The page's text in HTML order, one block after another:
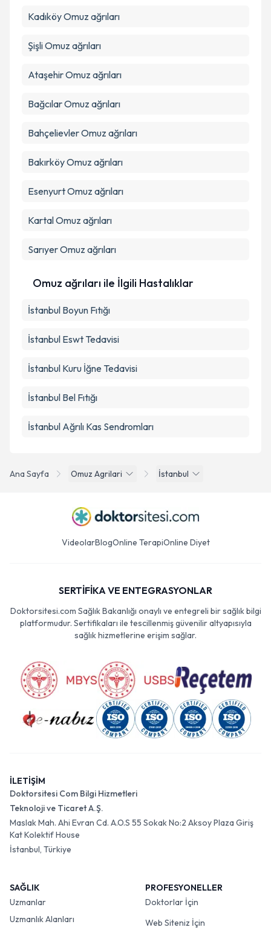
kapsamda işlenmesini kabul ediyorum.
Takvim Talebini Gönder
Ana Sayfa Omuz Agrilari İstanbul
KadıköyOmuz ağrıları
ŞişliOmuz ağrıları
AtaşehirOmuz ağrıları
BağcılarOmuz ağrıları
BahçelievlerOmuz ağrıları
BakırköyOmuz ağrıları
EsenyurtOmuz ağrıları
KartalOmuz ağrıları
SarıyerOmuz ağrıları
Omuz ağrıları ile İlgili Hastalıklar
İstanbul Boyun Fıtığı
İstanbul Eswt Tedavisi
İstanbul Kuru İğne Tedavisi
İstanbul Bel Fıtığı
İstanbul Ağrılı Kas Sendromları
VideolarBlogOnline TerapiOnline Diyet
SERTİFİKA VE ENTEGRASYONLAR
Doktorsitesi.com Sağlık Bakanlığı onaylı ve entegreli bir sağlık bilgi
platformudur. Sertifikaları ile tescillenmiş güvenilir altyapısıyla
sağlık hizmetlerine erişim sağlar.
İLETİŞİM
Doktorsitesi Com Bilgi Hizmetleri
Teknoloji ve Ticaret A.Ş.
Maslak Mah. Ahi Evran Cd. A.O.S 55 Sokak No:2 Aksoy Plaza Giriş
Kat Kolektif House
İstanbul, Türkiye
SAĞLIK
Uzmanlar
Uzmanlık Alanları
PROFESYONELLER
Doktorlar İçin
Web Siteniz İçin